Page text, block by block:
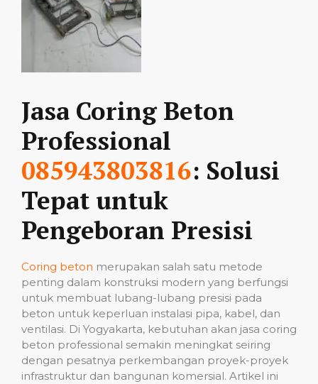
Jasa Coring Beton
Professional
085943803816: Solusi
Tepat untuk
Pengeboran Presisi
Coring beton merupakan salah satu metode
penting dalam konstruksi modern yang berfungsi
untuk membuat lubang-lubang presisi pada
beton untuk keperluan instalasi pipa, kabel, dan
ventilasi. Di Yogyakarta, kebutuhan akan jasa coring
beton professional semakin meningkat seiring
dengan pesatnya perkembangan proyek-proyek
infrastruktur dan bangunan komersial. Artikel ini